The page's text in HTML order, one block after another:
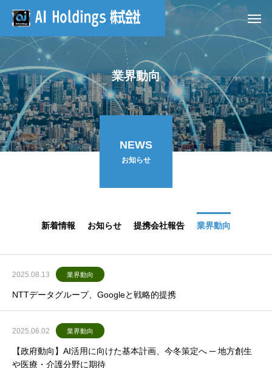
業界動向
NEWS
お知らせ
新着情報 お知らせ 提携会社報告 業界動向
2025.08.13 業界動向
NTTデータグループ、Googleと戦略的提携
2025.06.02 業界動向
【政府動向】AI活用に向けた基本計画、今冬策定へ ─ 地方創生
や医療・介護分野に期待